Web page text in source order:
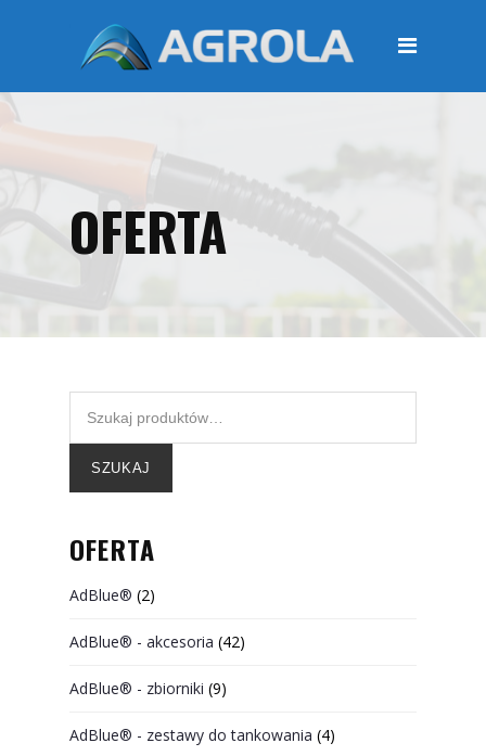
STRONA GŁÓWNA
OFERTA
Moje konto
OFERTA
SZUKAJ
OFERTA
AdBlue® (2)
AdBlue® - akcesoria (42)
AdBlue® - zbiorniki (9)
AdBlue® - zestawy do tankowania (4)